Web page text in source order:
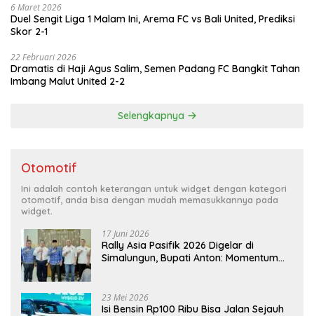
6 Maret 2026
Duel Sengit Liga 1 Malam Ini, Arema FC vs Bali United, Prediksi
Skor 2-1
22 Februari 2026
Dramatis di Haji Agus Salim, Semen Padang FC Bangkit Tahan
Imbang Malut United 2-2
Selengkapnya
Otomotif
Ini adalah contoh keterangan untuk widget dengan kategori
otomotif, anda bisa dengan mudah memasukkannya pada
widget.
17 Juni 2026
Rally Asia Pasifik 2026 Digelar di
Simalungun, Bupati Anton: Momentum
23 Mei 2026
Isi Bensin Rp100 Ribu Bisa Jalan Sejauh